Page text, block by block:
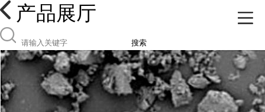
产品展厅
搜索